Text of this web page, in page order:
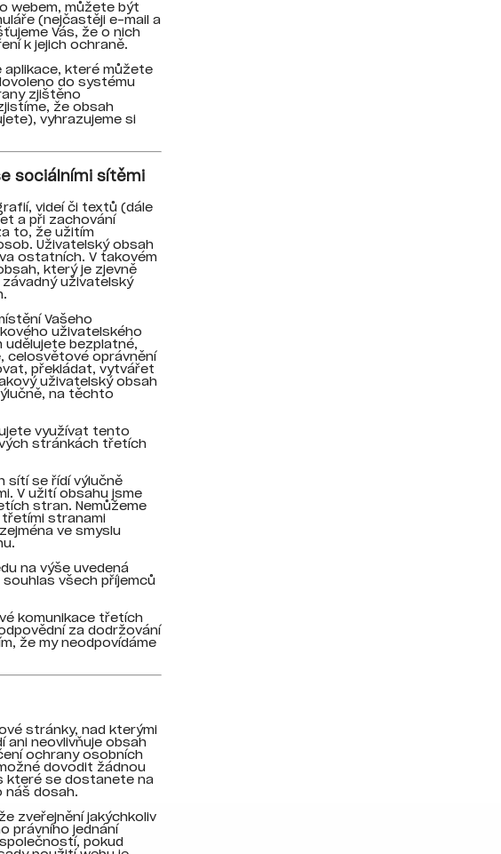
webem, můžete být
(nejčastěji e-mail a
Vás, že o nich
k jejich ochraně.
aplikace, které můžete
do systému
zjištěno
že obsah
vyhrazujeme si
sociálními sítěmi
videí či textů (dále
a při zachování
to, že užitím
Uživatelský obsah
ostatních. V takovém
který je zjevně
závadný uživatelský
Vašeho
uživatelského
udělujete bezplatné,
celosvětové oprávnění
překládat, vytvářet
uživatelský obsah
na těchto
využívat tento
stránkách třetích
sítí se řídí výlučně
V užití obsahu jsme
stran. Nemůžeme
třetími stranami
ve smyslu
na výše uvedená
všech příjemců
komunikace třetích
za dodržování
že my neodpovídáme
stránky, nad kterými
neovlivňuje obsah
ochrany osobních
dovodit žádnou
které se dostanete na
náš dosah.
zveřejnění jakýchkoliv
právního jednání
pokud